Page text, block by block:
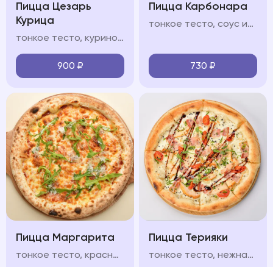
Пицца Цезарь
Курица
тонкое тесто, куриное филе, соус "Цезарь", помидоры черри, сливочный соус, моцарелла, зелень микс, пармезан
900 ₽
Пицца Карбонара
тонкое тесто, соус из томатов, моцарелла, бекон, пармезан, прованские травы, чеснок
730 ₽
Пицца Маргарита
тонкое тесто, красный/белый соус, моцарелла, руккола, пармезан
Пицца Терияки
тонкое тесто, нежная курица в сладковатом соусе терияки, моцарелла, сливочный белый соус, кунжут